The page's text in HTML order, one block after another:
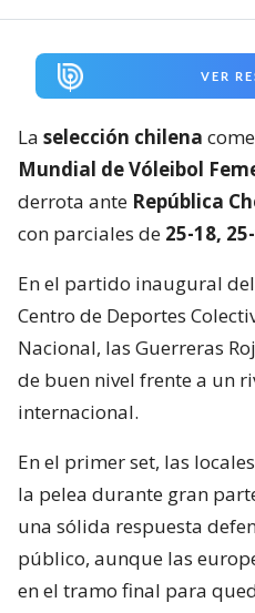
VER
La selección chilena
Mundial de Vóleibol
derrota ante República
con parciales de 25-18,
En el partido inaugural
Centro de Deportes
Nacional, las Guerreras
de buen nivel frente a un
internacional.
En el primer set, las
la pelea durante gran
una sólida respuesta
público, aunque las
en el tramo final para